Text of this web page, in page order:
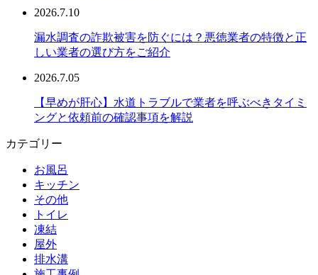
2026.7.10
漏水調査の詐欺被害を防ぐには？悪徳業者の特徴と正
しい業者の選び方をご紹介
2026.7.05
【早めが肝心】水道トラブルで業者を呼ぶべきタイミ
ングと依頼前の確認事項を解説
カテゴリー
お風呂
キッチン
その他
トイレ
凍結
屋外
排水溝